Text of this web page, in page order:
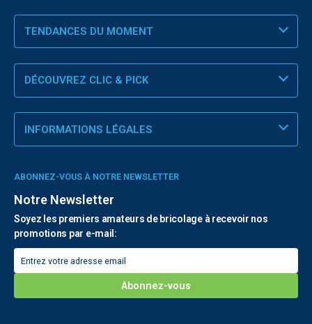
TENDANCES DU MOMENT
DÉCOUVREZ CLIC & PICK
INFORMATIONS LÉGALES
ABONNEZ-VOUS À NOTRE NEWSLETTER
Notre Newsletter
Soyez les premiers amateurs de bricolage à recevoir nos
promotions par e-mail: